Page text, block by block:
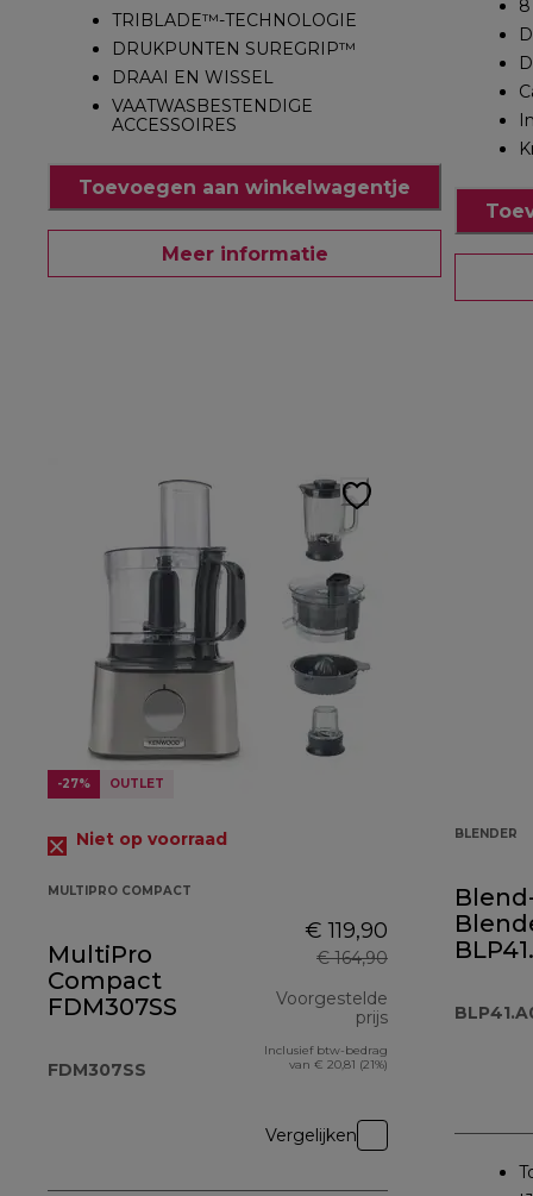
TRIBLADE™-TECHNOLOGIE
DRUKPUNTEN SUREGRIP™
DRAAI EN WISSEL
VAATWASBESTENDIGE
ACCESSOIRES
Toevoegen aan winkelwagentje
Meer informatie
-27% OUTLET
Niet op voorraad
MULTIPRO COMPACT
MultiPro
Compact
FDM307SS
FDM307SS
€ 119,90
€ 164,90
Voorgestelde
prijs
Inclusief btw-bedrag
van € 20,81 (21%)
Vergelijken
BLENDER